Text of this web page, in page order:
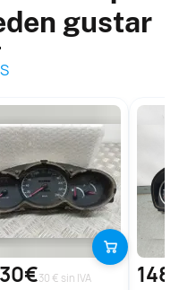
gustar
30 € sin IVA